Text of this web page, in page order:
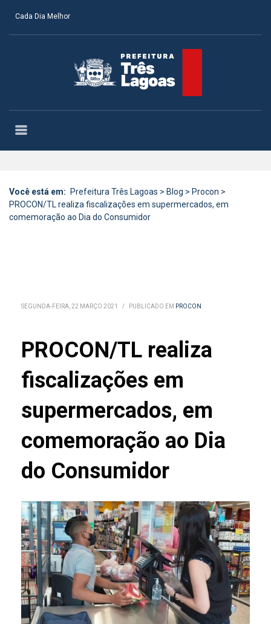
Cada Dia Melhor
Você está em: Prefeitura Três Lagoas > Blog > Procon >
PROCON/TL realiza fiscalizações em supermercados, em
comemoração ao Dia do Consumidor
SEGUNDA-FEIRA, 22 MARÇO 2021 / PUBLICADO EM PROCON
PROCON/TL realiza
fiscalizações em
supermercados, em
comemoração ao Dia
do Consumidor